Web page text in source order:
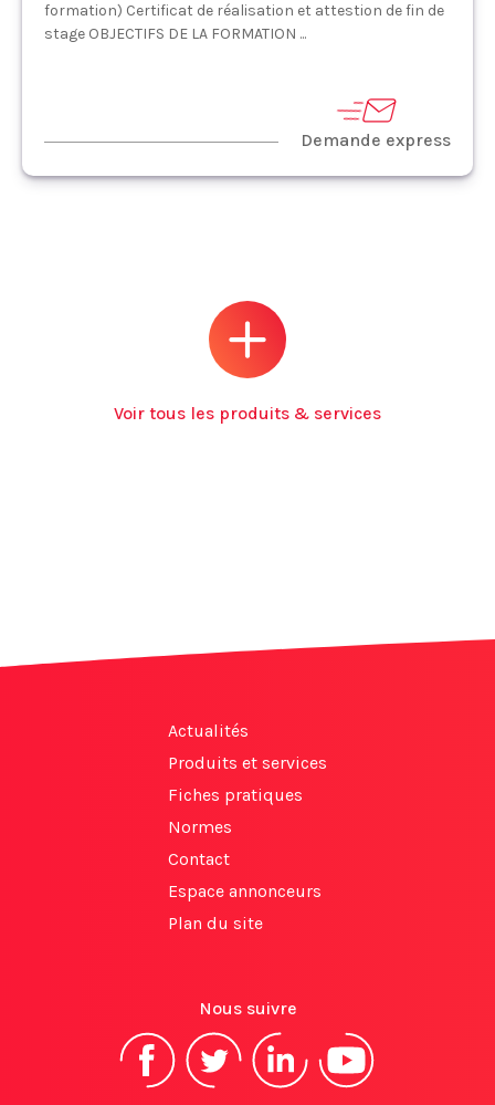
formation) Certificat de réalisation et attestion de fin de
stage OBJECTIFS DE LA FORMATION ...
Demande express
Voir tous les produits & services
Actualités
Produits et services
Fiches pratiques
Normes
Contact
Espace annonceurs
Plan du site
Nous suivre